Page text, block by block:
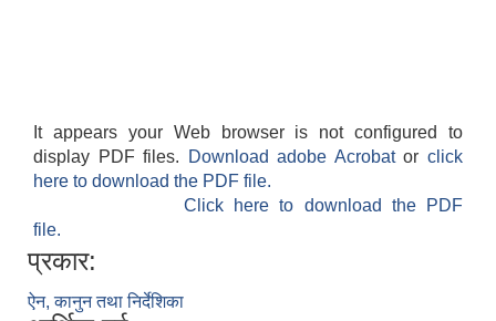
It appears your Web browser is not configured to
display PDF files.
Download adobe Acrobatorclick
here to download the PDF file.
Click here to download the PDF
file.
प्रकार:
ऐन, कानुन तथा निर्देशिका